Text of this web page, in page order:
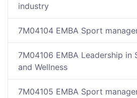
industry
7M04104 EMBA Sport
7M04106 EMBA Leadership in
and Wellness
7M04105 EMBA Sport